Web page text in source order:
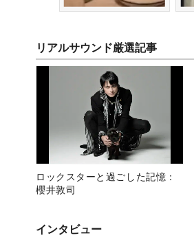
リアルサウンド厳選記事
ロックスターと過ごした記憶：
櫻井敦司
インタビュー